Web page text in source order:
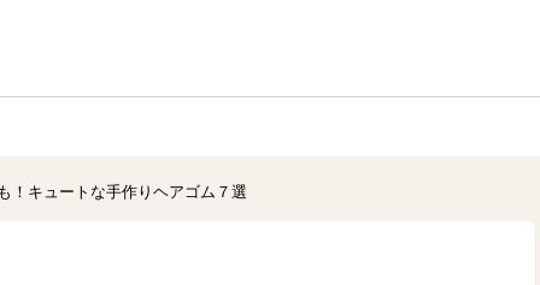
！キュートな手作りヘアゴム７選